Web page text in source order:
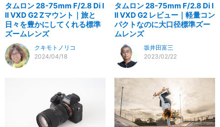
タムロン 28-75mm F/2.8 Di I
II VXD G2 Zマウント｜旅と
日々を豊かにしてくれる標準
ズームレンズ
クキモトノリコ
2024/04/18
タムロン 28-75mm F/2.8 Di I
II VXD G2 レビュー｜軽量コン
パクトなのに大口径標準ズー
ムレンズ
坂井田富三
2023/02/22